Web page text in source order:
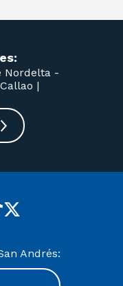
Nordelta -
|
Andrés: